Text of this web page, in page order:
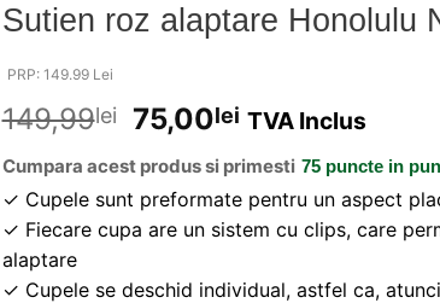
Sutien roz alaptare Honolulu
PRP: 149.99 Lei
149,99lei 75,00lei TVA Inclus
Cumpara acest produs si primesti 75 punctein
✓ Cupele sunt preformate pentru un aspect
✓ Fiecare cupa are un sistem cu clips, care
alaptare
✓ Cupele se deschid individual, astfel ca,